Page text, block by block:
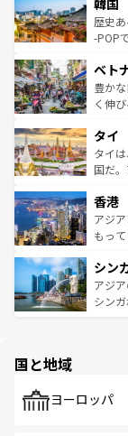
いる
ビン
い。
参照し
ン）
と山
驚き
容に
照し
韓国
歴史
-POP
き、
でき
まで
リテ
覧を
ベト
豊か
く伸
急速
ーチ
醸し
とつ
ひ現
が旅
参照し
タイ
タイ
国だ
の活
帯で
いビ
激す
が待
た文
香港
アジ
もっ
み、
てお
うな
シン
アジ
シン
で、
国と地域
ヨーロッパ